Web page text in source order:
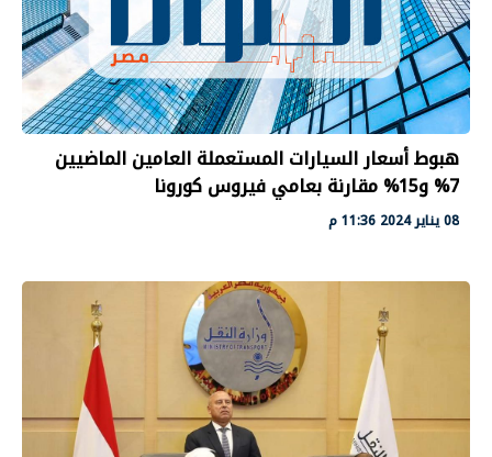
هبوط أسعار السيارات المستعملة العامين الماضيين
7% و15% مقارنة بعامي فيروس كورونا
08 يناير 2024 11:36 م